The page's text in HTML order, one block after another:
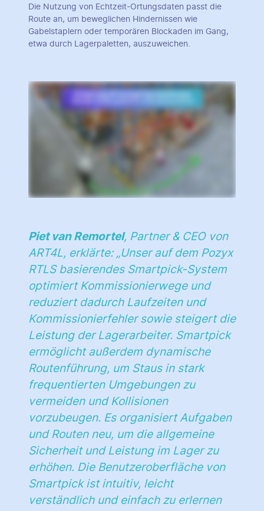
Die Nutzung von Echtzeit-Ortungsdaten passt die
Route an, um beweglichen Hindernissen wie
Gabelstaplern oder temporären Blockaden im Gang,
etwa durch Lagerpaletten, auszuweichen.
Piet van Remortel, Partner & CEO von
ART4L, erklärte: „Unser auf dem Pozyx
RTLS basierendes Smartpick-System
optimiert Kommissionierwege und
reduziert dadurch Laufzeiten und
Kommissionierfehler sowie steigert die
Leistung der Lagerarbeiter. Smartpick
ermöglicht außerdem dynamische
Routenführung, um Staus in stark
frequentierten Umgebungen zu
vermeiden und Kollisionen
vorzubeugen. Es organisiert Aufgaben
und Routen neu, um die allgemeine
Sicherheit und Leistung im Lager zu
erhöhen. Die Benutzeroberfläche von
Smartpick ist intuitiv, leicht
verständlich und einfach zu erlernen